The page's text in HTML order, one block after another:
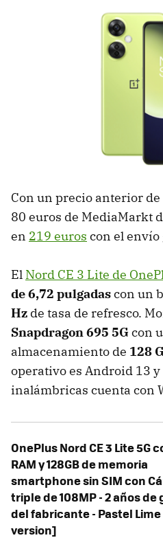
Con un precio anterior
80 euros de MediaMarkt
en 219 euros con el
El Nord CE 3 Lite de
de 6,72 pulgadascon un
Hz de tasa de refresco.
Snapdragon 695 5Gcon
almacenamiento de 128
operativo es Android 13
inalámbricas cuenta con
OnePlus Nord CE 3 Lite 5G
RAM y 128GB de memoria
smartphone sin SIM con
triple de 108MP - 2 años de
del fabricante - Pastel Lime
version]